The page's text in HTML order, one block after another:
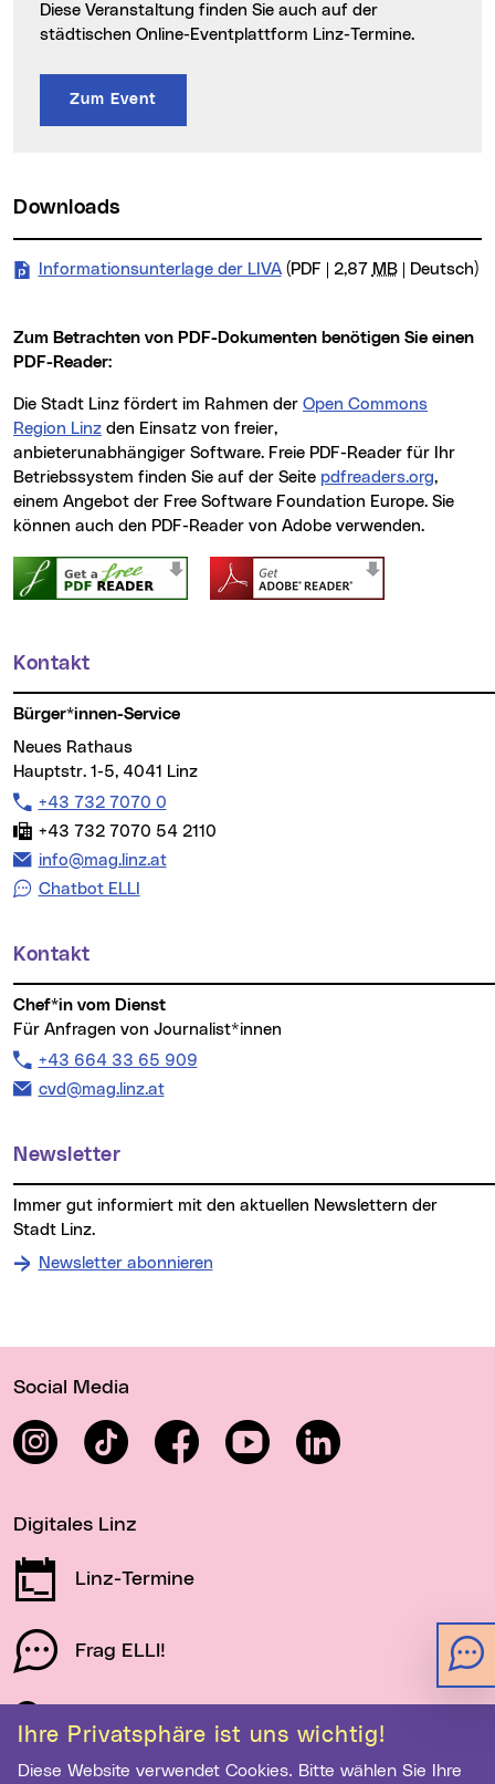
Ihre Privatsphäre ist uns wichtig!
Diese Website verwendet Cookies. Bitte wählen Sie Ihre
Diese Veranstaltung finden Sie auch auf der
städtischen Online-Eventplattform Linz-Termine.
Zum Event
Downloads
Informationsunterlage der LIVA (PDF | 2,87 MB| Deutsch)
Zum Betrachten von PDF-Dokumenten benötigen Sie einen
PDF-Reader:
Die Stadt Linz fördert im Rahmen der Open Commons
Region Linz den Einsatz von freier,
anbieterunabhängiger Software. Freie PDF-Reader für Ihr
Betriebssystem finden Sie auf der Seite pdfreaders.org(neues
,
einem Angebot der Free Software Foundation Europe. Sie
können auch den PDF-Reader von Adobe verwenden.
Weitere Informationen
Kontakt
Bürger*innen-Service
Neues Rathaus
Hauptstr. 1-5, 4041 Linz
Telefon:
+43 732 7070 0
Fax:
+43 732 7070 54 2110
E-Mail Adresse:
info@mag.linz.at
Chatbot ELLI
Kontakt
Chef*in vom Dienst
Für Anfragen von Journalist*innen
Telefon:
+43 664 33 65 909
E-Mail Adresse:
cvd@mag.linz.at
Newsletter
Stadt Linz.
Newsletter abonnieren
Social Media
InstagramTikTok FacebookYouTube LinkedIn
Digitales Linz
Linz-Termine
Frag ELLI!
Schau auf Linz